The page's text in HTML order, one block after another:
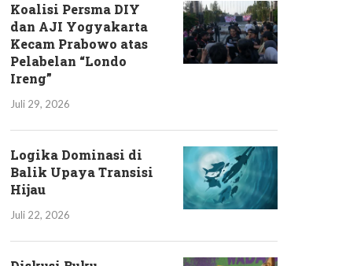
Koalisi Persma DIY
dan AJI Yogyakarta
Kecam Prabowo atas
Pelabelan “Londo
Ireng”
Juli 29, 2026
Logika Dominasi di
Balik Upaya Transisi
Hijau
Juli 22, 2026